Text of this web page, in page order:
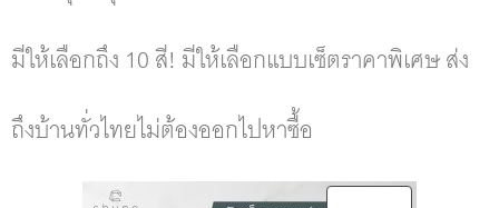
มีให้เลือกถึง 10 สี! มีให้เลือกแบบเซ็ตราคาพิเศษ ส่ง
ถึงบ้านทั่วไทยไม่ต้องออกไปหาซื้อ